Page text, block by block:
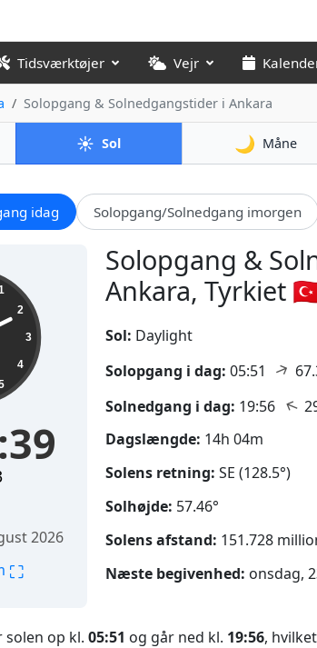
Tidsværktøjer Vejr
Solopgang & Solnedgangstider i Ankara
☀️ Sol 🌙 Måne
idag Solopgang/Solnedgang imorgen
Solopgang &
Ankara, Tyrkiet
2
3
4
2026
⛶
Sol: Daylight
Solopgang i dag: 05:51 ↑
Solnedgang i dag: 19:56 ↑
Dagslængde: 14h 04m
Solens retning: SE (128.5°)
Solhøjde: 57.46°
Solens afstand: 151.728
Næste begivenhed: onsdag,
solen op kl. 05:51 og går ned kl. 19:56,